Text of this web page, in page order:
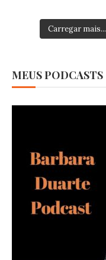
Carregar mais...
MEUS PODCASTS